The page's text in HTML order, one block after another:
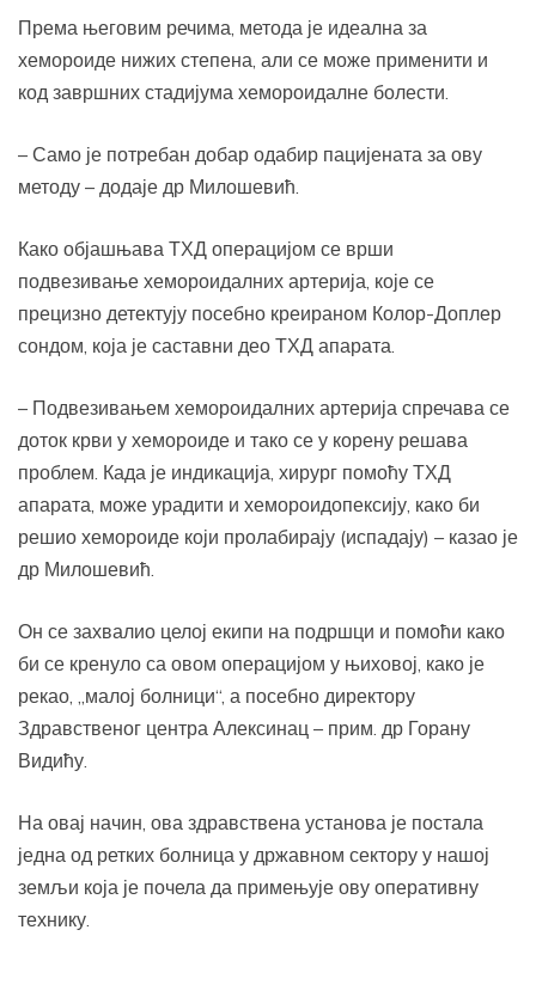
Према његовим речима, метода је идеална за
хемороиде нижих степена, али се може применити и
код завршних стадијума хемороидалне болести.
– Само је потребан добар одабир пацијената за ову
методу – додаје др Милошевић.
Како објашњава ТХД операцијом се врши
подвезивање хемороидалних артерија, које се
прецизно детектују посебно креираном Колор-Доплер
сондом, која је саставни део ТХД апарата.
– Подвезивањем хемороидалних артерија спречава се
доток крви у хемороиде и тако се у корену решава
проблем. Када је индикација, хирург помоћу ТХД
апарата, може урадити и хемороидопексију, како би
решио хемороиде који пролабирају (испадају) – казао је
др Милошевић.
Он се захвалио целој екипи на подршци и помоћи како
би се кренуло са овом операцијом у њиховој, како је
рекао, „малој болници“, а посебно директору
Здравственог центра Алексинац – прим. др Горану
Видићу.
На овај начин, ова здравствена установа је постала
једна од ретких болница у државном сектору у нашој
земљи која је почела да примењује ову оперативну
технику.